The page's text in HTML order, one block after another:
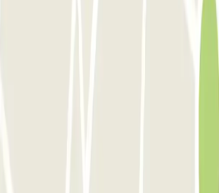
Gare de Lyon
d'Or - Gare du Nord
de Lyon
- Gare du Nord
intéressants à
- Porte d'Auteuil Zenpark
Serres d'Auteuil